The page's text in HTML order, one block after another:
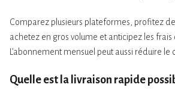
Comparez plusieurs plateformes, profitez
achetez en gros volume et anticipez les frais
L’abonnement mensuel peut aussi réduire le
Quelle est la livraison rapide